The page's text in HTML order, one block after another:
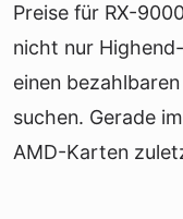
Preise für RX-
nicht nur
einen
suchen. Gerade
AMD-Karten